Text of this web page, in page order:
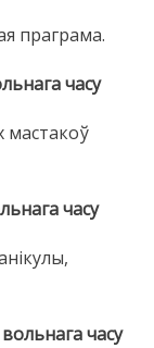
праграма.
часу
мастакоў
часу
часу